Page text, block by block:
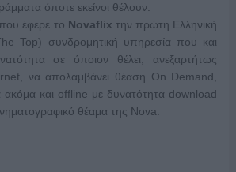
όποτε εκείνοι θέλουν.
που έφερε το Novaflix την πρώτη Ελληνική
Top) συνδρομητική υπηρεσία που και
σε όποιον θέλει, ανεξαρτήτως
να απολαμβάνει θέαση On Demand,
και offline με δυνατότητα download
θέαμα της Nova.